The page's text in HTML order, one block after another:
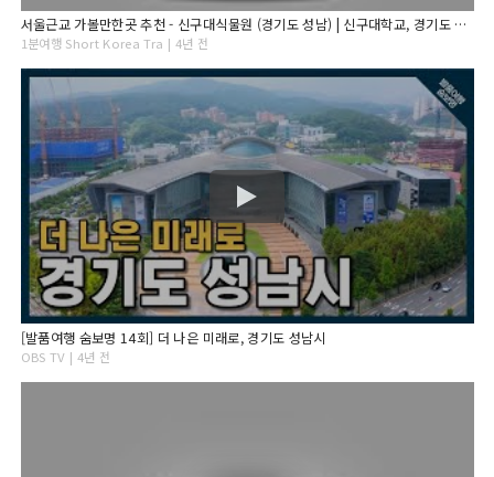
서울근교 가볼만한곳 추천 - 신구대식물원 (경기도 성남) | 신구대학교, 경기도 여행, 수목원, 꽃 구경, 수국, 1분여행
1분여행 Short Korea Tra | 4년 전
[발품여행 숨보명 14회] 더 나은 미래로, 경기도 성남시
OBS TV | 4년 전